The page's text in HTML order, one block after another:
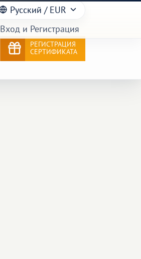
Русский / EUR
Вход и Регистрация
РЕГИСТРАЦИЯ
СЕРТИФИКАТА